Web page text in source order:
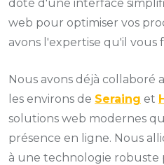
doté d'une interface
web pour optimiser vos
avons l'expertise qu'il vous
Nous avons déjà collaboré
les environs de Seraing et
solutions web modernes
présence en ligne. Nous
à une technologie